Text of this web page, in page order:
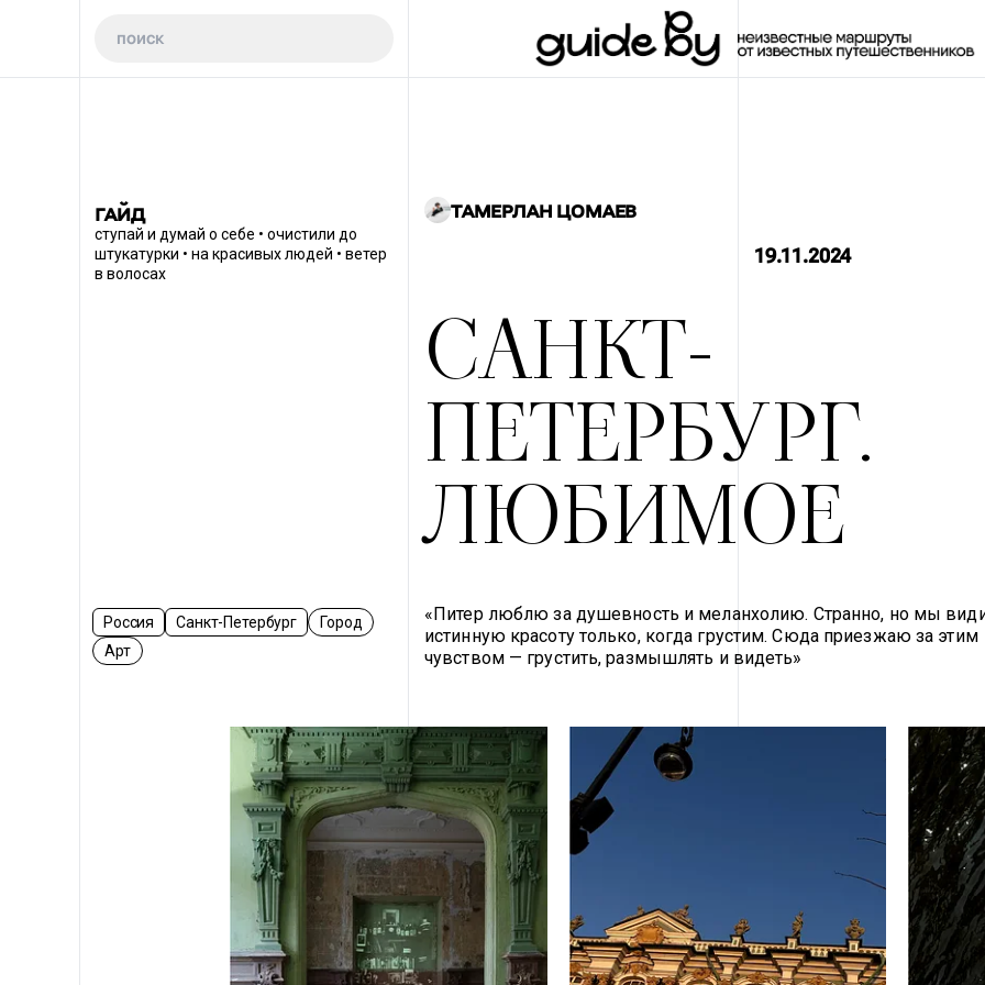
ГАЙД
ступай и думай о себе • очистили до
штукатурки • на красивых людей • ветер
в волосах
ТАМЕРЛАН ЦОМАЕВ
19.11.2024
САНКТ-
ПЕТЕРБУРГ.
ЛЮБИМОЕ
Россия Санкт-Петербург
Город
Арт
«Питер люблю за душевность и меланхолию. Странно, но мы
истинную красоту только, когда грустим. Сюда приезжаю за этим
чувством — грустить, размышлять и видеть»